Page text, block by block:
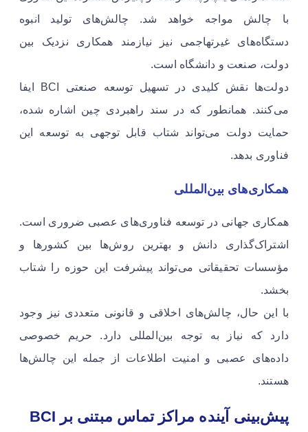
با چالش مواجه خواهد شد. چالش‌های تولید انبوه
دستگاه‌های غیرتهاجمی نیز نیازمند همکاری نزدیک بین
دولت، صنعت و دانشگاه است.
دولت‌ها نقش کلیدی در تسهیل توسعه صنعتی BCI ایفا
می‌کنند. همانطور که در سند راهبردی چین اشاره شده،
حمایت دولت می‌تواند شتاب قابل توجهی به توسعه این
فناوری بدهد.
همکاری‌های بین‌المللی
همکاری جهانی در توسعه فناوری‌های عصبی ضروری است.
اشتراک‌گذاری دانش و بهترین روش‌ها بین کشورها و
مؤسسات تحقیقاتی می‌تواند پیشرفت این حوزه را شتاب
بخشد.
با این حال، چالش‌های اخلاقی و قانونی متعددی نیز وجود
دارد که نیاز به توجه بین‌المللی دارد. حریم خصوصی
داده‌های عصبی و امنیت اطلاعات از جمله این چالش‌ها
هستند.
پیش‌بینی آینده مراکز تماس مبتنی بر BCI